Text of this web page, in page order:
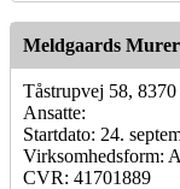
Meldgaards
Tåstrupvej 58, 8370
Ansatte:
Startdato: 24.
Virksomhedsform:
CVR: 41701889